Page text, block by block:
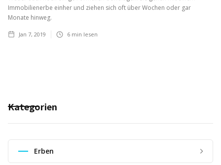
Immobilienerbe einher und ziehen sich oft über Wochen oder gar
Monate hinweg.
Jan 7, 2019 6 min lesen
Kategorien
Erben